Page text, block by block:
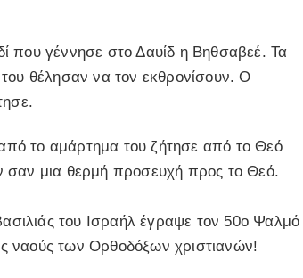
που γέννησε στο Δαυίδ η Βηθσαβεέ. Τα
του θέλησαν να τον εκθρονίσουν. Ο
το αμάρτημα του ζήτησε από το Θεό
σαν μια θερμή προσευχή προς το Θεό.
του Ισραήλ έγραψε τον 50ο Ψαλμό
ναούς των Ορθοδόξων χριστιανών!